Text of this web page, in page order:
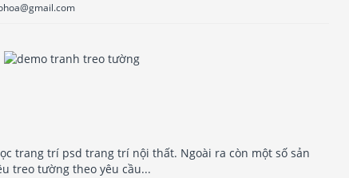
trang trí psd trang trí nội thất. Ngoài ra còn một số sản
treo tường theo yêu cầu...